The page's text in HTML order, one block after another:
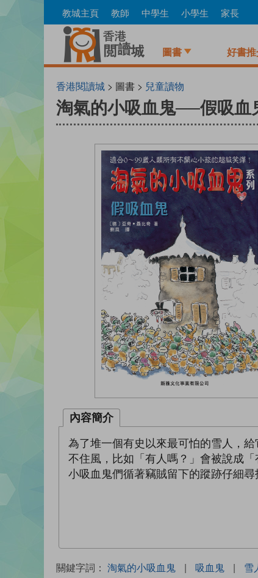
to
教城主頁 教師 中學生 小學生 家長
圖書 好書推
香港閱讀城 > 圖書 > 兒童讀物
淘氣的小吸血鬼──假吸血
內容簡介
為了堆一個有史以來最可怕的雪人，
不住風，比如「有人嗎？」會被說成
小吸血鬼們循著竊賊留下的蹤跡仔細
關鍵字詞： 淘氣的小吸血鬼 | 吸血鬼 | 雪